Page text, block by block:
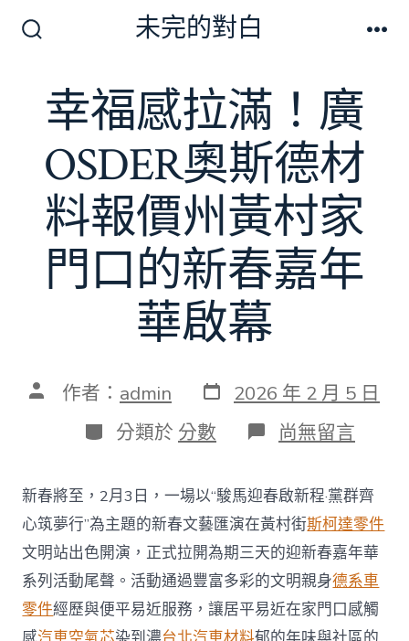
換
開
未完的對白
幸福感拉滿！廣
OSDER奧斯德材
料報價州黃村家
門口的新春嘉年
華啟幕
文 作者： admin 發
表
日
期
2026 年 2 月 5 日
分
類
分類於 分數 在
〈幸
感
拉
滿！
廣
OSDER
奧
斯
德
材
尚無留言
新春將至，2月3日，一場以“駿馬迎春啟新程·黨群齊
心筑夢行”為主題的新春文藝匯演在黃村街斯柯達零件
文明站出色開演，正式拉開為期三天的迎新春嘉年華
系列活動尾聲。活動通過豐富多彩的文明親身德系車
零件經歷與便平易近服務，讓居平易近在家門口感觸